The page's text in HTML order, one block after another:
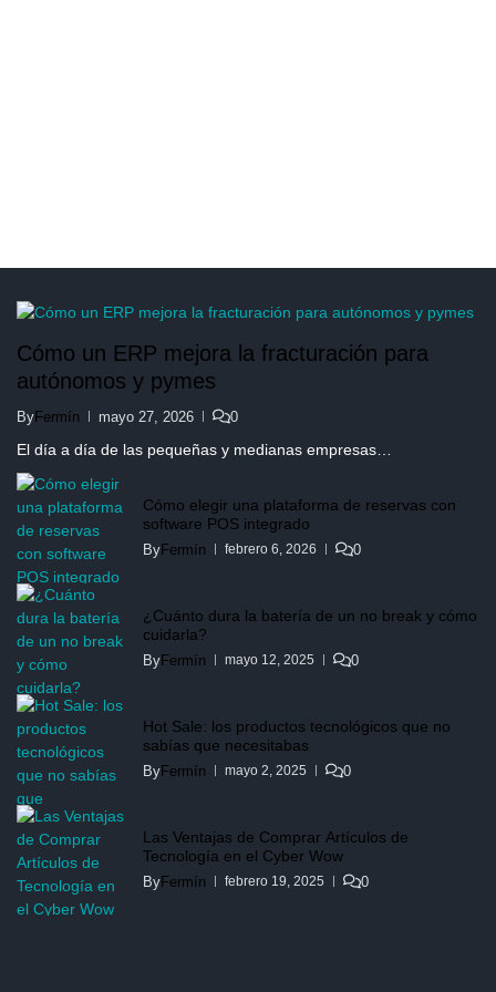
Cómo un ERP mejora la fracturación para
autónomos y pymes
ByFermín mayo 27, 2026 0
El día a día de las pequeñas y medianas empresas…
Cómo elegir una plataforma de reservas con
software POS integrado
ByFermín febrero 6, 2026 0
¿Cuánto dura la batería de un no break y cómo
cuidarla?
ByFermín mayo 12, 2025 0
Hot Sale: los productos tecnológicos que no
sabías que necesitabas
ByFermín mayo 2, 2025 0
Las Ventajas de Comprar Artículos de
Tecnología en el Cyber Wow
ByFermín febrero 19, 2025 0